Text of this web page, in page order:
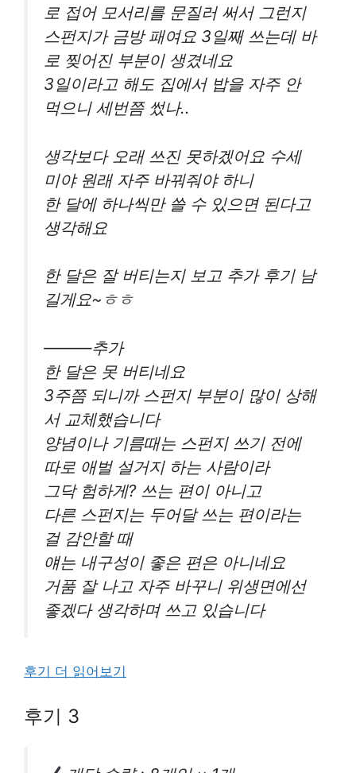
로 접어 모서리를 문질러 써서 그런지
스펀지가 금방 패여요 3일째 쓰는데 바
로 찢어진 부분이 생겼네요
3일이라고 해도 집에서 밥을 자주 안
먹으니 세번쯤 썼나..
생각보다 오래 쓰진 못하겠어요 수세
미야 원래 자주 바꿔줘야 하니
한 달에 하나씩만 쓸 수 있으면 된다고
생각해요
한 달은 잘 버티는지 보고 추가 후기 남
길게요~ㅎㅎ
———추가
한 달은 못 버티네요
3주쯤 되니까 스펀지 부분이 많이 상해
서 교체했습니다
양념이나 기름때는 스펀지 쓰기 전에
따로 애벌 설거지 하는 사람이라
그닥 험하게? 쓰는 편이 아니고
다른 스펀지는 두어달 쓰는 편이라는
걸 감안할 때
얘는 내구성이 좋은 편은 아니네요
거품 잘 나고 자주 바꾸니 위생면에선
좋겠다 생각하며 쓰고 있습니다
후기 더 읽어보기
후기 3